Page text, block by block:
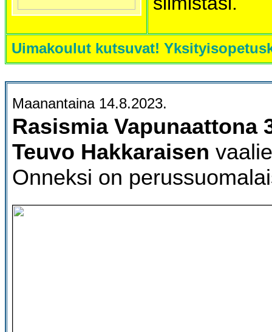
Uimakoulut kutsuvat!
Maanantaina 14.8.2023.
Rasismia Vapunaattona
Teuvo Hakkaraisen
Onneksi on